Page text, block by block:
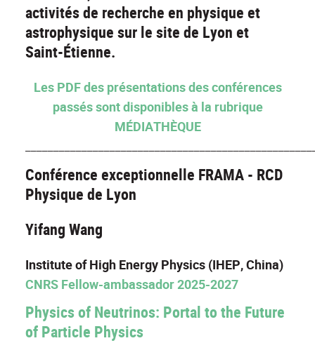
activités de recherche en physique et
astrophysique sur le site de Lyon et
Saint-Étienne.
Les PDF des présentations des conférences
passés sont disponibles à la rubrique
MÉDIATHÈQUE
Conférence exceptionnelle FRAMA - RCD
Physique de Lyon
Yifang Wang
Institute of High Energy Physics (IHEP, China)
CNRS Fellow-ambassador 2025-2027
Physics of Neutrinos: Portal to the Future
of Particle Physics